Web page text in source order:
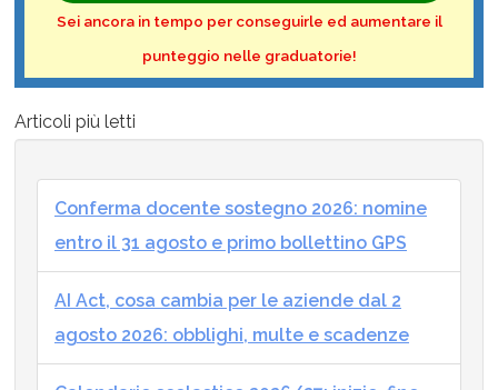
Sei ancora in tempo per conseguirle ed aumentare il
punteggio nelle graduatorie!
Articoli più letti
Conferma docente sostegno 2026: nomine
entro il 31 agosto e primo bollettino GPS
AI Act, cosa cambia per le aziende dal 2
agosto 2026: obblighi, multe e scadenze